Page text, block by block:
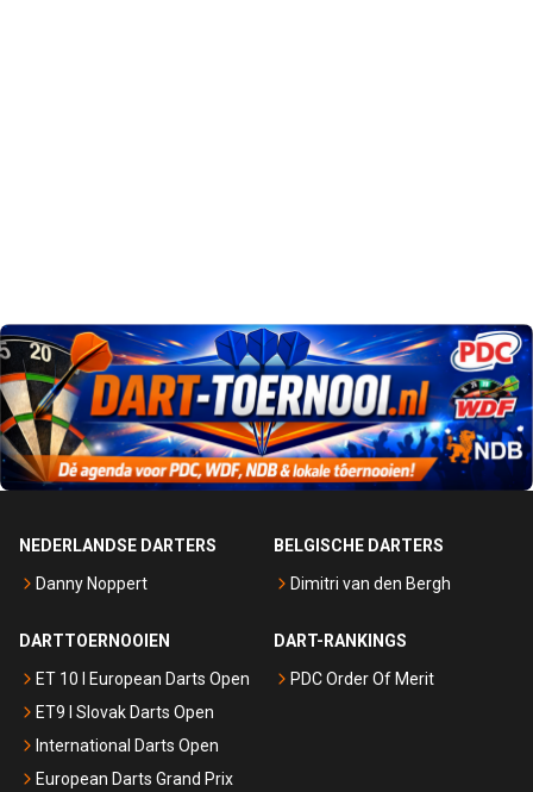
NEDERLANDSE DARTERS
Danny Noppert
BELGISCHE DARTERS
Dimitri van den Bergh
DARTTOERNOOIEN
ET 10 I European Darts Open
ET9 I Slovak Darts Open
International Darts Open
European Darts Grand Prix
DART-RANKINGS
PDC Order Of Merit